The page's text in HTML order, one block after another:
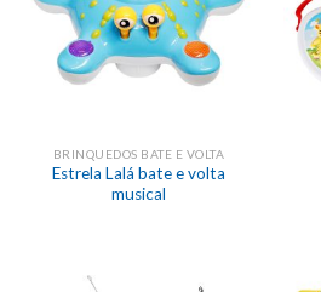
BRINQUEDOS BATE E VOLTA
Estrela Lalá bate e volta
musical